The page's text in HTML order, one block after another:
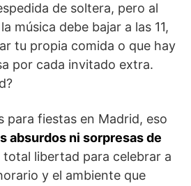
de soltera, pero al
música debe bajar a las 11,
tu propia comida o que hay
por cada invitado extra.
para fiestas en Madrid, eso
absurdos ni sorpresas de
total libertad para celebrar a
y el ambiente que